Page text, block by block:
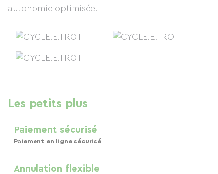
autonomie optimisée.
Les petits plus
Paiement sécurisé
Paiement en ligne sécurisé
Annulation flexible